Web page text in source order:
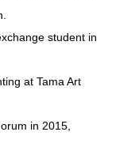
student in
at Tama Art
in 2015,